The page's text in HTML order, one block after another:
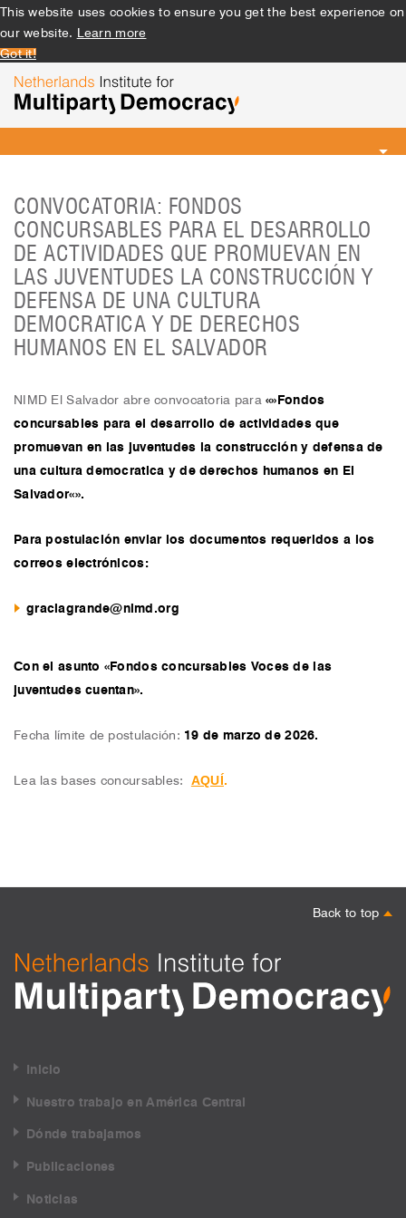
This website uses cookies to ensure you get the best experience on
our website. Learn more
Got it!
Toggle
CONVOCATORIA: FONDOS
CONCURSABLES PARA EL DESARROLLO
DE ACTIVIDADES QUE PROMUEVAN EN
LAS JUVENTUDES LA CONSTRUCCIÓN Y
DEFENSA DE UNA CULTURA
DEMOCRATICA Y DE DERECHOS
HUMANOS EN EL SALVADOR
NIMD El Salvador abre convocatoria para «»Fondos
concursables para el desarrollo de actividades que
promuevan en las juventudes la construcción y defensa de
una cultura democratica y de derechos humanos en El
Salvador«».
Para postulación enviar los documentos requeridos a los
correos electrónicos:
graciagrande@nimd.org
Con el asunto « Fondos concursables Voces de las
juventudes cuentan».
Fecha límite de postulación: 19 de marzo de 2026.
Lea las bases concursables: AQUÍ.
Back to top
Inicio
Nuestro trabajo en América Central
Dónde trabajamos
Publicaciones
Noticias